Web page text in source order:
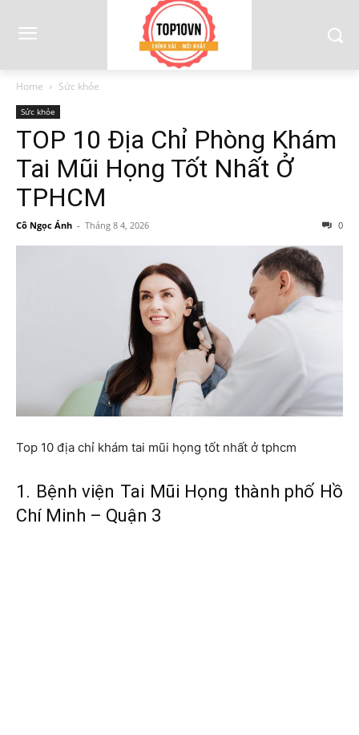
Home Sức khỏe
Sức khỏe
TOP 10 Địa Chỉ Phòng Khám
Tai Mũi Họng Tốt Nhất Ở
TPHCM
Cô Ngọc Ánh - Tháng 8 4, 2026 0
Top 10 địa chỉ khám tai mũi họng tốt nhất ở tphcm
1. Bệnh viện Tai Mũi Họng thành phố Hồ
Chí Minh – Quận 3